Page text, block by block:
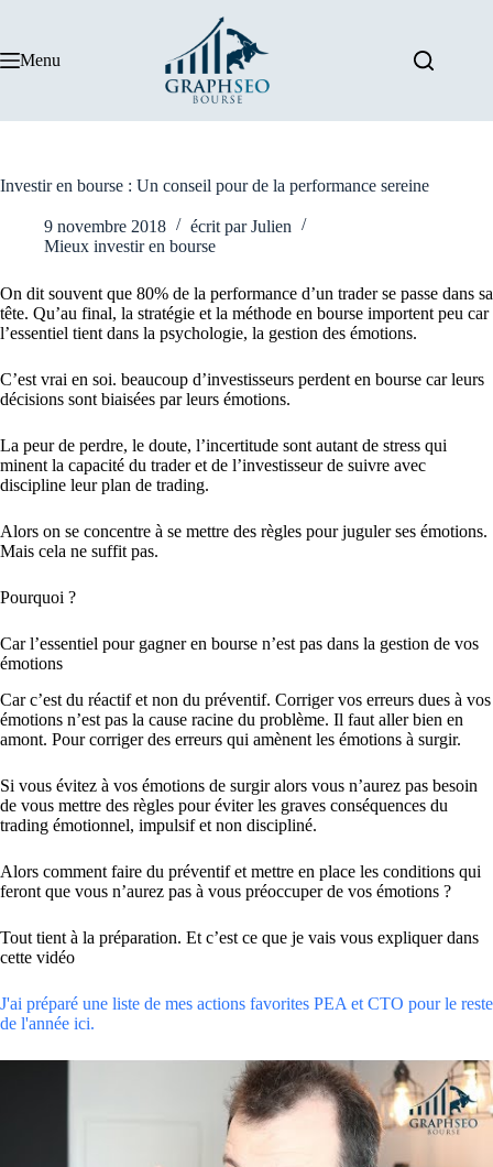
Menu
Investir en bourse : Un conseil pour de la performance sereine
9 novembre 2018 écrit par Julien
Mieux investir en bourse
On dit souvent que 80% de la performance d’un trader se passe dans sa
tête. Qu’au final, la stratégie et la méthode en bourse importent peu car
l’essentiel tient dans la psychologie, la gestion des émotions.
C’est vrai en soi. beaucoup d’investisseurs perdent en bourse car leurs
décisions sont biaisées par leurs émotions.
La peur de perdre, le doute, l’incertitude sont autant de stress qui
minent la capacité du trader et de l’investisseur de suivre avec
discipline leur plan de trading.
Alors on se concentre à se mettre des règles pour juguler ses émotions.
Mais cela ne suffit pas.
Pourquoi ?
Car l’essentiel pour gagner en bourse n’est pas dans la gestion de vos
émotions
Car c’est du réactif et non du préventif. Corriger vos erreurs dues à vos
émotions n’est pas la cause racine du problème. Il faut aller bien en
amont. Pour corriger des erreurs qui amènent les émotions à surgir.
Si vous évitez à vos émotions de surgir alors vous n’aurez pas besoin
de vous mettre des règles pour éviter les graves conséquences du
trading émotionnel, impulsif et non discipliné.
Alors comment faire du préventif et mettre en place les conditions qui
feront que vous n’aurez pas à vous préoccuper de vos émotions ?
Tout tient à la préparation. Et c’est ce que je vais vous expliquer dans
cette vidéo
J'ai préparé une liste de mes actions favorites PEA et CTO pour le reste
de l'année ici.